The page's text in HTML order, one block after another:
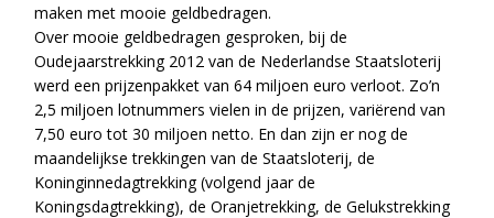
maken met mooie geldbedragen.
Over mooie geldbedragen gesproken, bij de
Oudejaarstrekking 2012 van de Nederlandse Staatsloterij
werd een prijzenpakket van 64 miljoen euro verloot. Zo’n
2,5 miljoen lotnummers vielen in de prijzen, variërend van
7,50 euro tot 30 miljoen netto. En dan zijn er nog de
maandelijkse trekkingen van de Staatsloterij, de
Koninginnedagtrekking (volgend jaar de
Koningsdagtrekking), de Oranjetrekking, de Gelukstrekking